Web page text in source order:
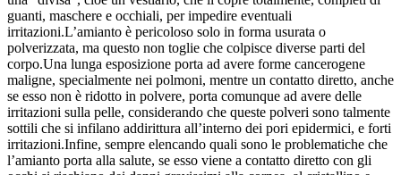
guanti, maschere e occhiali, per impedire eventuali
irritazioni.L’amianto è pericoloso solo in forma usurata o
polverizzata, ma questo non toglie che colpisce diverse parti del
corpo.Una lunga esposizione porta ad avere forme cancerogene
maligne, specialmente nei polmoni, mentre un contatto diretto, anche
se esso non è ridotto in polvere, porta comunque ad avere delle
irritazioni sulla pelle, considerando che queste polveri sono talmente
sottili che si infilano addirittura all’interno dei pori epidermici, e forti
irritazioni.Infine, sempre elencando quali sono le problematiche che
l’amianto porta alla salute, se esso viene a contatto diretto con gli